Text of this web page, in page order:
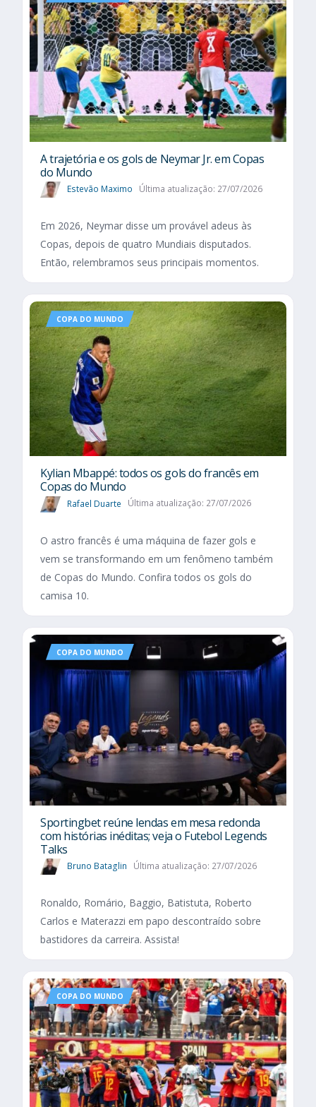
A trajetória e os gols de Neymar Jr. em Copas
do Mundo
Estevão Maximo Última atualização: 27/07/2026
Em 2026, Neymar disse um provável adeus às
Copas, depois de quatro Mundiais disputados.
Então, relembramos seus principais momentos.
COPA DO MUNDO
Kylian Mbappé: todos os gols do francês em
Copas do Mundo
Rafael Duarte Última atualização: 27/07/2026
O astro francês é uma máquina de fazer gols e
vem se transformando em um fenômeno também
de Copas do Mundo. Confira todos os gols do
camisa 10.
COPA DO MUNDO
Sportingbet reúne lendas em mesa redonda
com histórias inéditas; veja o Futebol Legends
Talks
Bruno Bataglin Última atualização: 27/07/2026
Ronaldo, Romário, Baggio, Batistuta, Roberto
Carlos e Materazzi em papo descontraído sobre
bastidores da carreira. Assista!
COPA DO MUNDO